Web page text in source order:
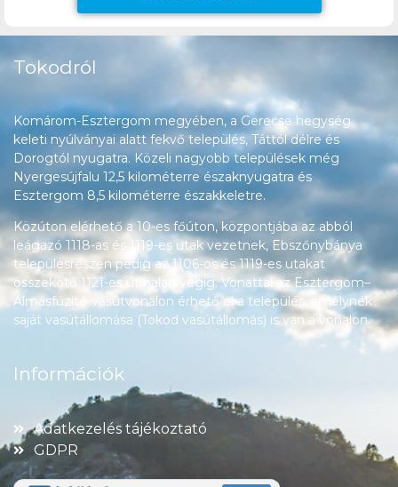
Tokodról
Komárom-Esztergom megyében, a Gerecse hegység
keleti nyúlványai alatt fekvő település, Táttól délre és
Dorogtól nyugatra. Közeli nagyobb települések még
Nyergesújfalu 12,5 kilométerre északnyugatra és
Esztergom 8,5 kilométerre északkeletre.
Közúton elérhető a 10-es főúton, központjába az abból
leágazó 1118-as és 1119-es utak vezetnek, Ebszőnybánya
településrészén pedig az 1106-os és 1119-es utakat
összekötő 1121-es út halad végig. Vonattal az Esztergom–
Almásfüzitő-vasútvonalon érhető el a település, amelynek
saját vasútállomása (Tokod vasútállomás) is van a vonalon.
Információk
Adatkezelés tájékoztató
GDPR